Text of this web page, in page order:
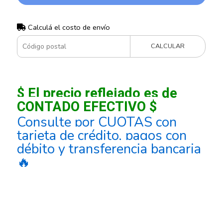
Calculá el costo de envío
CALCULAR
$ El precio reflejado es de
CONTADO EFECTIVO $
Consulte por CUOTAS con
tarjeta de crédito, pagos con
débito y transferencia bancaria
🔥